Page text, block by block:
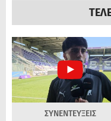
ΣΥΝΕΝΤΕΥΞΕΙΣ